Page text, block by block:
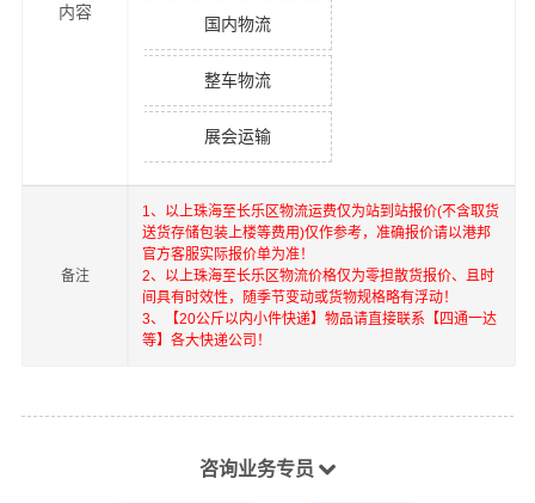
内容
国内物流
整车物流
展会运输
备注
1、以上珠海至长乐区物流运费仅为站到站报价(不含取货
送货存储包装上楼等费用)仅作参考，准确报价请以港邦
官方客服实际报价单为准！
2、以上珠海至长乐区物流价格仅为零担散货报价、且时
间具有时效性，随季节变动或货物规格略有浮动！
3、【20公斤以内小件快递】物品请直接联系【四通一达
等】各大快递公司！
咨询业务专员